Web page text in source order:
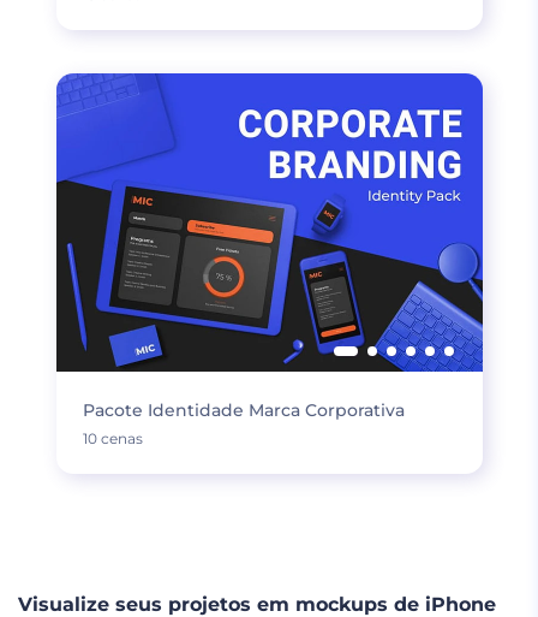
Pacote Identidade Marca Corporativa
10 cenas
Visualize seus projetos em mockups de iPhone